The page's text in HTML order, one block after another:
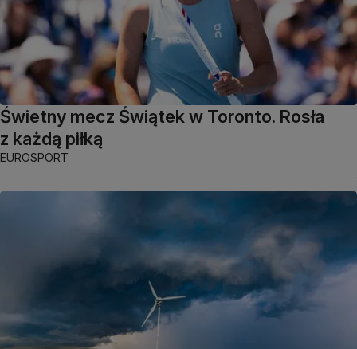
Świetny mecz Świątek w Toronto. Rosła
z każdą piłką
EUROSPORT